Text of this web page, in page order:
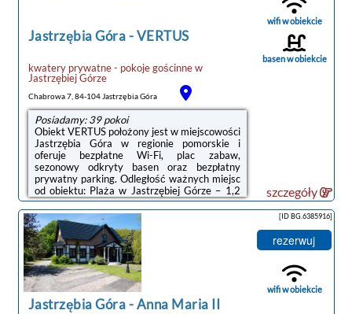
obiektu: Port Gdynia ...
Jastrzębia Góra-VERTUS
kwatery prywatne - pokoje gościnnew
Jastrzębiej Górze
Chabrowa 7, 84-104 Jastrzębia Góra
Posiadamy: 39 pokoi
Obiekt VERTUS położony jest w miejscowości
Jastrzębia Góra w regionie pomorskie i
oferuje bezpłatne Wi-Fi, plac zabaw,
sezonowy odkryty basen oraz bezpłatny
prywatny parking. Odległość ważnych miejsc
od obiektu: Plaża w Jastrzębiej Górze – 1,2
km.Wszystkie opcje zakwaterowania
wyposażone są w telewizor i mają balkon
oraz prywatną łazienkę z prysznicem.
Wyposażenie obejmuje także lodówkę i
czajnik.Obiekt dysponuje tarasem.Goście
mogą korzystać ze sprzętu do grillowania
oraz odprężyć się w ogrodzie lub we
wspólnym salonie.Odległość ważnych miejsc
od obiektu: ...
wifi w obiekcie
basen w obiekcie
szczegóły
Jastrzębia Góra-Anna Maria II
[ID BG.6385916]
rezerwuj
wifi w obiekcie